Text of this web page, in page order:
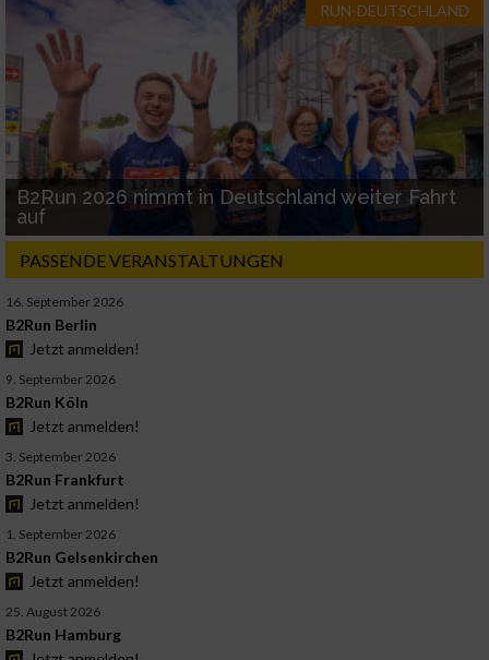
RUN-DEUTSCHLAND
B2Run 2026 nimmt in Deutschland weiter Fahrt
auf
PASSENDE VERANSTALTUNGEN
16. September 2026
B2Run Berlin
Jetzt anmelden!
9. September 2026
B2Run Köln
Jetzt anmelden!
3. September 2026
B2Run Frankfurt
Jetzt anmelden!
1. September 2026
B2Run Gelsenkirchen
Jetzt anmelden!
25. August 2026
B2Run Hamburg